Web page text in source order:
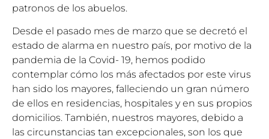
patronos de los abuelos.
Desde el pasado mes de marzo que se decretó el
estado de alarma en nuestro país, por motivo de la
pandemia de la Covid- 19, hemos podido
contemplar cómo los más afectados por este virus
han sido los mayores, falleciendo un gran número
de ellos en residencias, hospitales y en sus propios
domicilios. También, nuestros mayores, debido a
las circunstancias tan excepcionales, son los que